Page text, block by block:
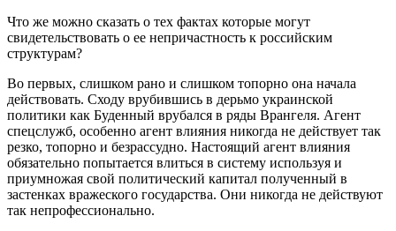
Что же можно сказать о тех фактах которые могут
свидетельствовать о ее непричастность к российским
структурам?
Во первых, слишком рано и слишком топорно она начала
действовать. Сходу врубившись в дерьмо украинской
политики как Буденный врубался в ряды Врангеля. Агент
спецслужб, особенно агент влияния никогда не действует так
резко, топорно и безрассудно. Настоящий агент влияния
обязательно попытается влиться в систему используя и
приумножая свой политический капитал полученный в
застенках вражеского государства. Они никогда не действуют
так непрофессионально.